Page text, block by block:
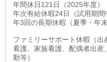
年間休日121日（2025年度）
年次有給休暇24日（試用期間
年3回の長期休暇（夏季・年
ファミリーサポート休暇（
看護、家族看護、配偶者出
勤等）